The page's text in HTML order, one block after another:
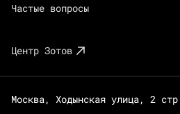
Частые вопросы
Центр Зотов
Москва, Ходынская улица, 2